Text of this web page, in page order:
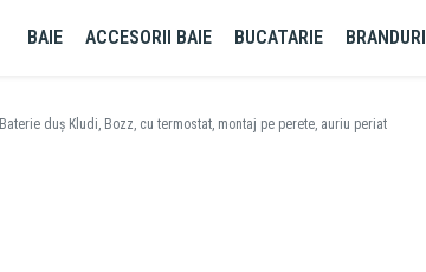
BAIE ACCESORII BAIE BUCATARIE BRANDURI
Baterie duș Kludi, Bozz, cu termostat, montaj pe perete, auriu periat